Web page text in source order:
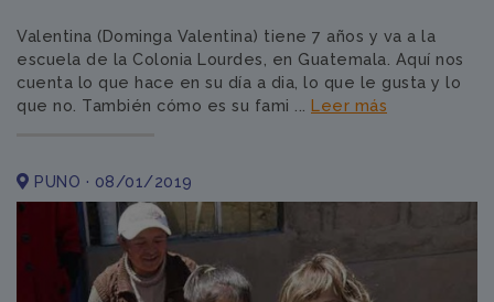
Valentina (Dominga Valentina) tiene 7 años y va a la
escuela de la Colonia Lourdes, en Guatemala. Aquí nos
cuenta lo que hace en su día a dia, lo que le gusta y lo
que no. También cómo es su fami ... Leer más
PUNO · 08/01/2019